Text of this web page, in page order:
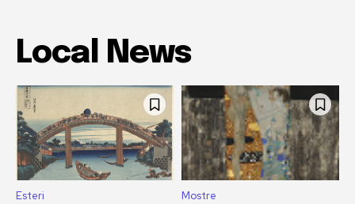
Local News
Esteri Mostre